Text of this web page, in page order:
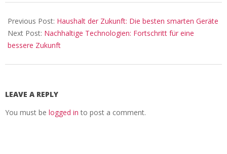
02-
19
Previous Post: Haushalt der Zukunft: Die besten smarten Geräte
Next Post: Nachhaltige Technologien: Fortschritt für eine
bessere Zukunft
LEAVE A REPLY
You must be logged in to post a comment.